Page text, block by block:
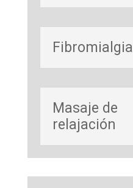
Fibromialgia
Masaje de
relajación